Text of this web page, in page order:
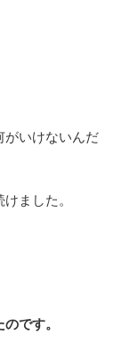
がいけないんだ
ました。
です。